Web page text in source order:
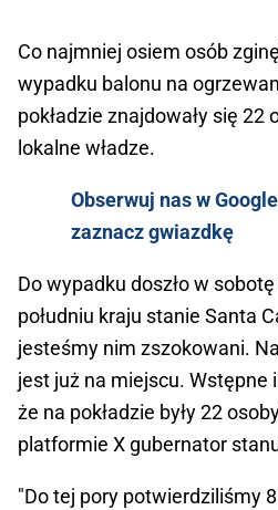
Co najmniej osiem osób
wypadku balonu na
pokładzie znajdowały się 22
lokalne władze.
Obserwuj nas w
zaznacz gwiazdkę
Do wypadku doszło w
południu kraju stanie Santa
jesteśmy nim zszokowani.
jest już na miejscu. Wstępne
że na pokładzie były 22
platformie X gubernator
"Do tej pory potwierdziliśmy